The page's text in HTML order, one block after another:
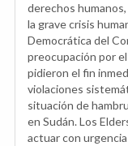
derechos
la grave crisis
Democrática del
preocupación por
pidieron el fin
violaciones
situación de
en Sudán. Los
actuar con